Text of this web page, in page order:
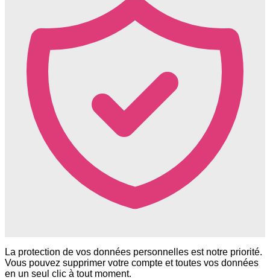
La protection de vos données personnelles est notre priorité.
Vous pouvez supprimer votre compte et toutes vos données
en un seul clic à tout moment.